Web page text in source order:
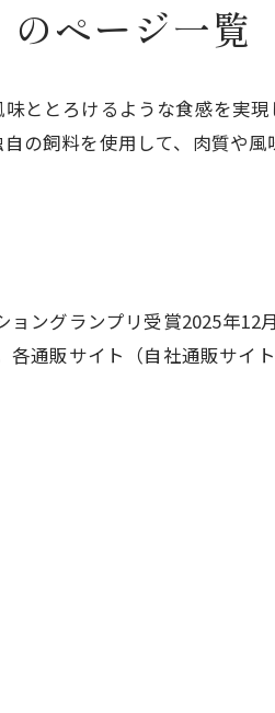
ページ一覧
ととろけるような食感を実
の飼料を使用して、肉質や
ョングランプリ受賞2025年
各通販サイト（自社通販サイ